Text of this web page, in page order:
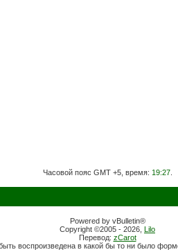
Часовой пояс GMT +5, время: 19:27.
Powered by vBulletin®
Copyright ©2005 - 2026, Lilo
Перевод: zCarot
воспроизведена в какой бы то ни было